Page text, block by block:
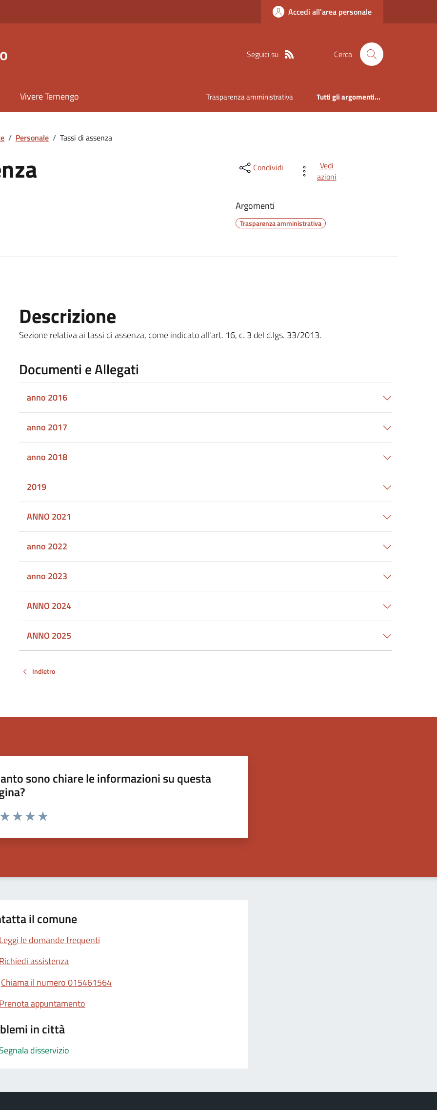
Accedi all'area personale
Seguici su Cerca
Vivere Ternengo Trasparenza amministrativa Tutti gli argomenti...
/ Personale / Tassi di assenza
Condividi
Vedi
azioni
Argomenti
Trasparenza amministrativa
Descrizione
Sezione relativa ai tassi di assenza, come indicato all'art. 16, c. 3 del d.lgs. 33/2013.
Documenti e Allegati
anno 2016
anno 2017
anno 2018
2019
ANNO 2021
anno 2022
anno 2023
ANNO 2024
ANNO 2025
Indietro
sono chiare le informazioni su questa
da 1 a 5 stelle la pagina
il comune
Leggi le domande frequenti
Richiedi assistenza
Chiama il numero 015461564
Prenota appuntamento
in città
Segnala disservizio